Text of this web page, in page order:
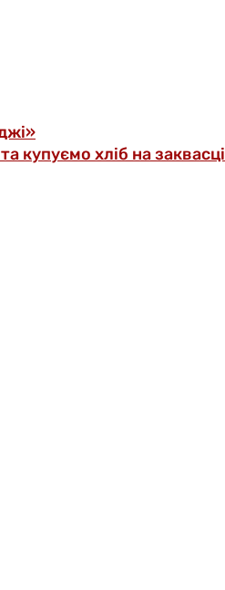
купуємо хліб на заквасці